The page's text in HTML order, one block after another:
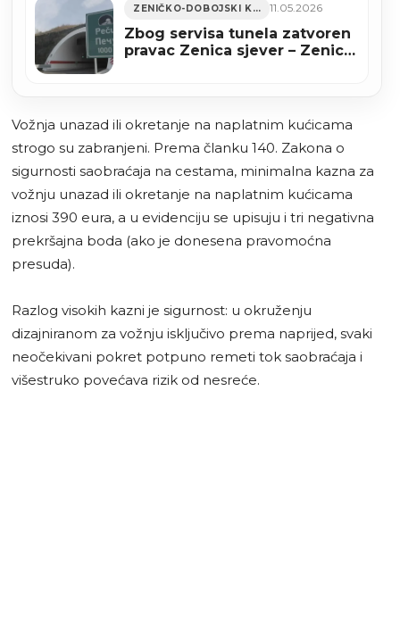
ZENIČKO-DOBOJSKI KANTON 11.05.2026
Zbog servisa tunela zatvoren
pravac Zenica sjever – Zenica
Vožnja unazad ili okretanje na naplatnim kućicama
strogo su zabranjeni. Prema članku 140. Zakona o
sigurnosti saobraćaja na cestama, minimalna kazna za
vožnju unazad ili okretanje na naplatnim kućicama
iznosi 390 eura, a u evidenciju se upisuju i tri negativna
prekršajna boda (ako je donesena pravomoćna
presuda).
Razlog visokih kazni je sigurnost: u okruženju
dizajniranom za vožnju isključivo prema naprijed, svaki
neočekivani pokret potpuno remeti tok saobraćaja i
višestruko povećava rizik od nesreće.